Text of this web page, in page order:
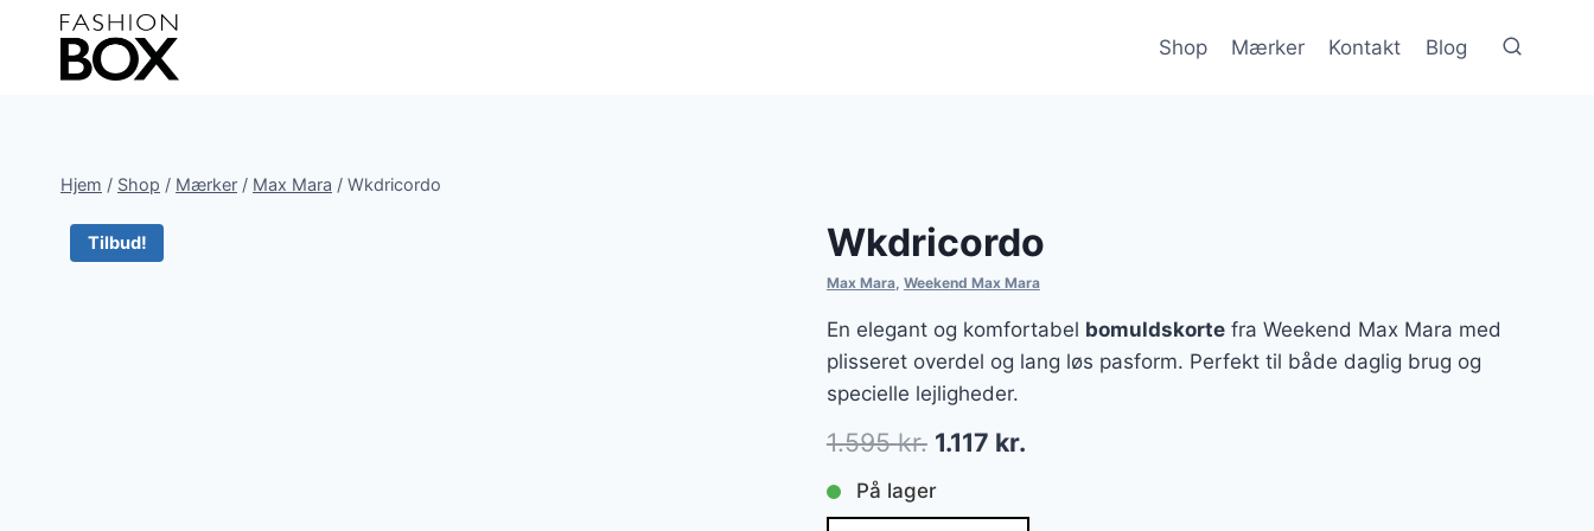
Fortsæt
indhold
Shop Mærker Kontakt Blog
Hjem / Shop / Mærker / Max Mara / Wkdricordo
Tilbud! Wkdricordo
Max Mara, Weekend Max Mara
En elegant og komfortabel bomuldskortefra Weekend Max Mara med
plisseret overdel og lang løs pasform. Perfekt til både daglig brug og
specielle lejligheder.
1.595kr. Den
oprindelige
pris
1.117 kr.Den
pris
På lager